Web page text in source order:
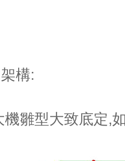
構:
機雛型大致底定,